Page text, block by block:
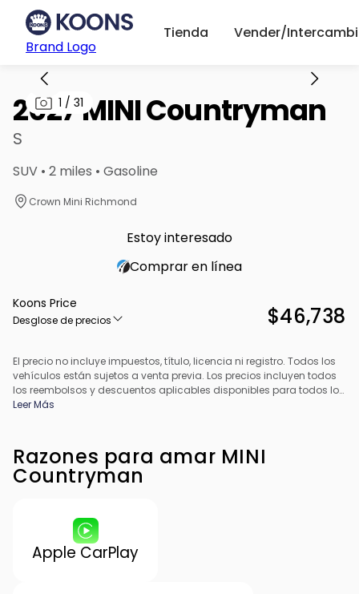
Brand Logo
Tienda Vender/
1 / 31
2027 MINI Countryman
S
SUV • 2 miles • Gasoline
Crown Mini Richmond
Estoy interesado
Comprar en línea
Koons Price
Desglose de precios $46,738
El precio no incluye impuestos, título, licencia ni registro. Todos los
vehículos están sujetos a venta previa. Los precios incluyen todos
los reembolsos y descuentos aplicables disponibles para todos los
consumidores; pueden aplicarse reembolsos adicionales. Es
de procesamiento del concesionario. El precio real del
concesionario puede variar.
Leer Más
Razones para amar MINI
Countryman
Apple CarPlay